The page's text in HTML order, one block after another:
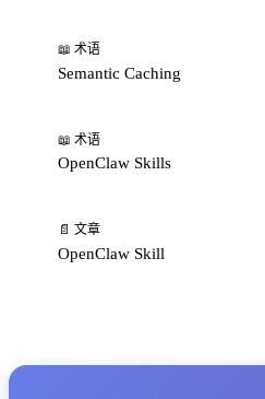
📖 术语
Semantic Caching
📖 术语
OpenClaw Skills
📄 文章
OpenClaw Skill